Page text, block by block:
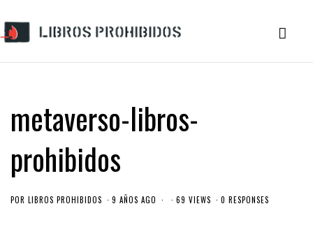
metaverso-libros-
prohibidos
POR LIBROS PROHIBIDOS 9 AÑOS AGO 69 VIEWS 0 RESPONSES